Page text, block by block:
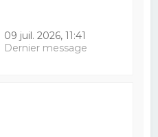
09 juil. 2026, 11:41
Dernier message